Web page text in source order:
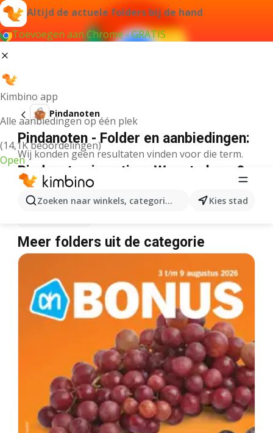
Altijd de actuele folders bij de hand
Toevoegen aan Chrome - GRATIS
Kimbino app
Alle aanbiedingen op één plek
(14,1K beoordelingen)
Open
Zoeken naar winkels, categorieën, producten...
Kies stad
Pindanoten
Pindanoten - Folder en aanbiedingen:
Wij konden geen resultaten vinden voor die term.
Pindanoten in actie – Waar te koop?
Meer folders uit de categorie